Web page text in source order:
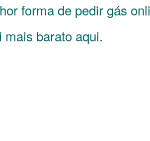
forma de pedir gás
barato aqui.